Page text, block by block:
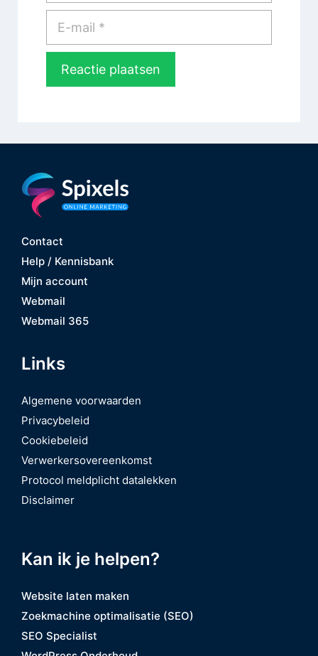
Contact
Help / Kennisbank
Mijn account
Webmail
Webmail 365
Links
Algemene voorwaarden
Privacybeleid
Cookiebeleid
Verwerkersovereenkomst
Protocol meldplicht datalekken
Disclaimer
Kan ik je helpen?
Website laten maken
Zoekmachine optimalisatie (SEO)
SEO Specialist